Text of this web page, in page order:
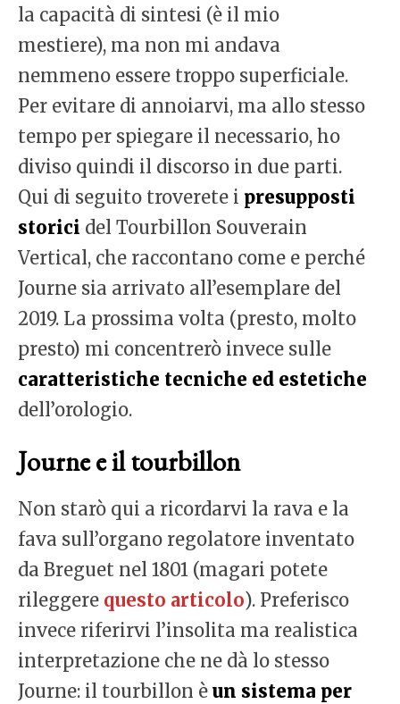
la capacità di sintesi (è il mio
mestiere), ma non mi andava
nemmeno essere troppo superficiale.
Per evitare di annoiarvi, ma allo stesso
tempo per spiegare il necessario, ho
diviso quindi il discorso in due parti.
Qui di seguito troverete i presupposti
storici del Tourbillon Souverain
Vertical, che raccontano come e perché
Journe sia arrivato all’esemplare del
2019. La prossima volta (presto, molto
presto) mi concentrerò invece sulle
caratteristiche tecniche ed estetiche
dell’orologio.
Journe e il tourbillon
Non starò qui a ricordarvi la rava e la
fava sull’organo regolatore inventato
da Breguet nel 1801 (magari potete
rileggere questo articolo). Preferisco
invece riferirvi l’insolita ma realistica
interpretazione che ne dà lo stesso
Journe: il tourbillon è un sistema per